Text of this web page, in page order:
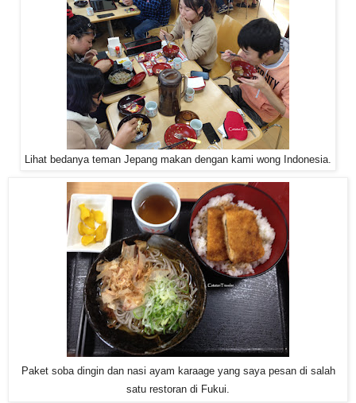
Lihat bedanya teman Jepang makan dengan kami wong Indonesia.
Paket soba dingin dan nasi ayam karaage yang saya pesan di salah
satu restoran di Fukui.